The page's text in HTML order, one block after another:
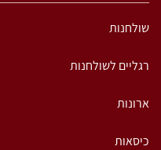
שולחנות
רגליים לשולחנות
ארונות
כיסאות